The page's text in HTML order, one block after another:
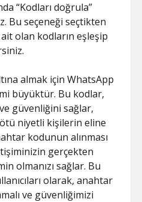
“Kodları doğrula”
Bu seçeneği seçtikten
ait olan kodların eşleşip
almak için WhatsApp
büyüktür. Bu kodlar,
güvenliğini sağlar,
niyetli kişilerin eline
kodunun alınması
gerçekten
olmanızı sağlar. Bu
olarak, anahtar
ve güvenliğimizi